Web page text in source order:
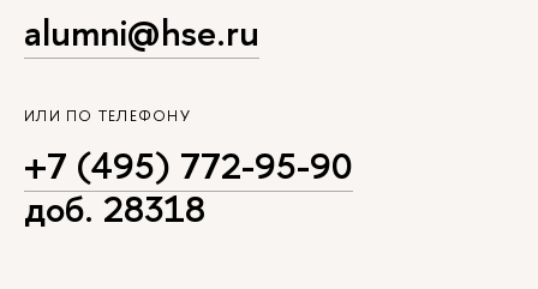
alumni@hse.ru
ИЛИ ПО ТЕЛЕФОНУ
+7 (495) 772-95-90
доб. 28318